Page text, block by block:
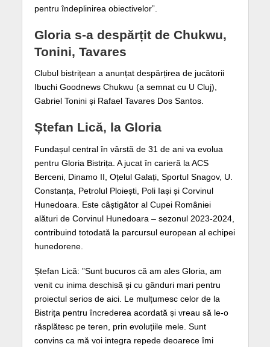
pentru îndeplinirea obiectivelor”.
Gloria s-a despărțit de Chukwu,
Tonini, Tavares
Clubul bistrițean a anunțat despărțirea de jucătorii
Ibuchi Goodnews Chukwu (a semnat cu U Cluj),
Gabriel Tonini și Rafael Tavares Dos Santos.
Ștefan Lică, la Gloria
Fundașul central în vârstă de 31 de ani va evolua
pentru Gloria Bistrița. A jucat în carieră la ACS
Berceni, Dinamo II, Oțelul Galați, Sportul Snagov, U.
Constanța, Petrolul Ploiești, Poli Iași și Corvinul
Hunedoara. Este câștigător al Cupei României
alături de Corvinul Hunedoara – sezonul 2023-2024,
contribuind totodată la parcursul european al echipei
hunedorene.
Ștefan Lică: ”Sunt bucuros că am ales Gloria, am
venit cu inima deschisă și cu gânduri mari pentru
proiectul serios de aici. Le mulțumesc celor de la
Bistrița pentru încrederea acordată și vreau să le-o
răsplătesc pe teren, prin evoluțiile mele. Sunt
convins ca mă voi integra repede deoarece îmi